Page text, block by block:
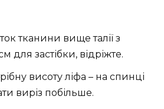
тканини вище талії з
для застібки, відріжте.
висоту ліфа – на спинці
виріз побільше.